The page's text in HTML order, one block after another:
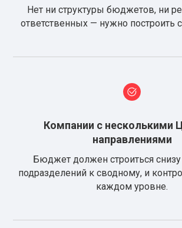
Нет ни структуры бюджетов, ни
ответственных — нужно построить
Компании с несколькими
направлениями
Бюджет должен строиться
подразделений к сводному, и
каждом уровне.